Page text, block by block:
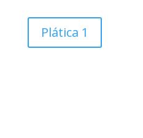
Plática 1